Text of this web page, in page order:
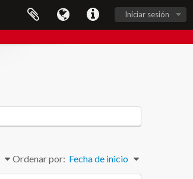
Iniciar sesión
Ordenar por: Fecha de inicio